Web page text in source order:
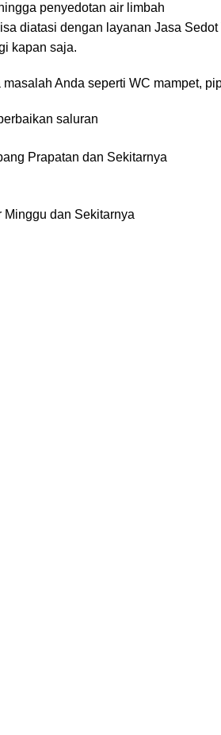
penyedotan air limbah
diatasi dengan layanan Jasa
kapan saja.
Anda seperti WC mampet,
saluran
Prapatan dan Sekitarnya
Minggu dan Sekitarnya